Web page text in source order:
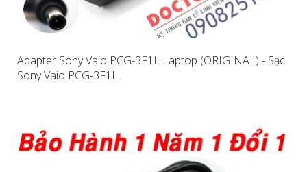
Adapter Sony Vaio PCG-3F1L Laptop (ORIGINAL) - Sạc
Sony Vaio PCG-3F1L